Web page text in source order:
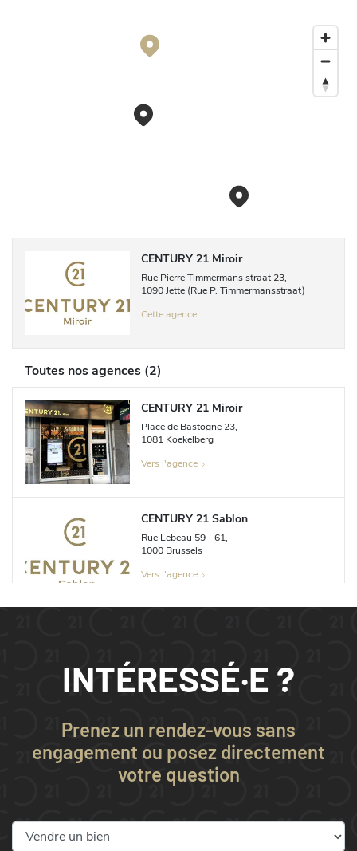
CENTURY 21 Miroir
Rue Pierre Timmermans straat 23,
1090 Jette (Rue P. Timmermansstraat)
Cette agence
Toutes nos agences (2)
CENTURY 21 Miroir
Place de Bastogne 23,
1081 Koekelberg
Vers l'agence
CENTURY 21 Sablon
Rue Lebeau 59 - 61,
1000 Brussels
Vers l'agence
INTÉRESSÉ·E ?
Prenez un rendez-vous sans
engagement ou posez directement
votre question